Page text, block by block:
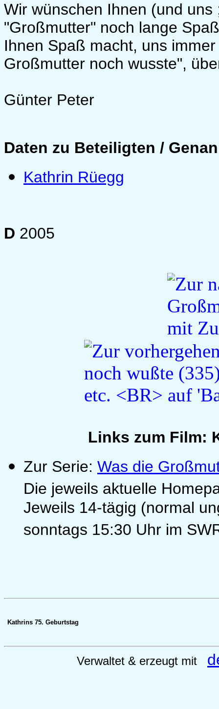
Wir wünschen Ihnen (und
"Großmutter" noch lange
Ihnen Spaß macht, uns
Großmutter noch wusste",
Günter Peter
Daten zu Beteiligten /
Kathrin Rüegg
D 2005
Links zum Film:
Zur Serie: Was die
Die jeweils aktuelle
Jeweils 14-tägig (normal
sonntags 15:30 Uhr im
Kathrins 75. Geburtstag
Verwaltet & erzeugt mit